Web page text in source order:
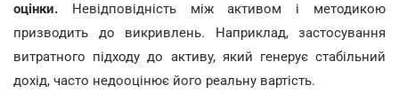
оцінки. Невідповідність між активом і методикою
призводить до викривлень. Наприклад, застосування
витратного підходу до активу, який генерує стабільний
дохід, часто недооцінює його реальну вартість.